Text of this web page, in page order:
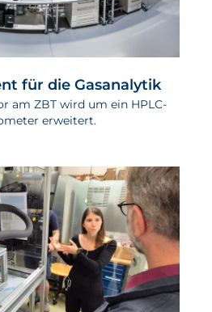
für die Gasanalytik
am ZBT wird um ein HPLC-
erweitert.